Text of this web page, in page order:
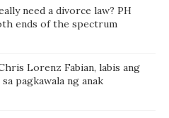
need a divorce law? PH
ends of the spectrum
Lorenz Fabian, labis ang
pagkawala ng anak